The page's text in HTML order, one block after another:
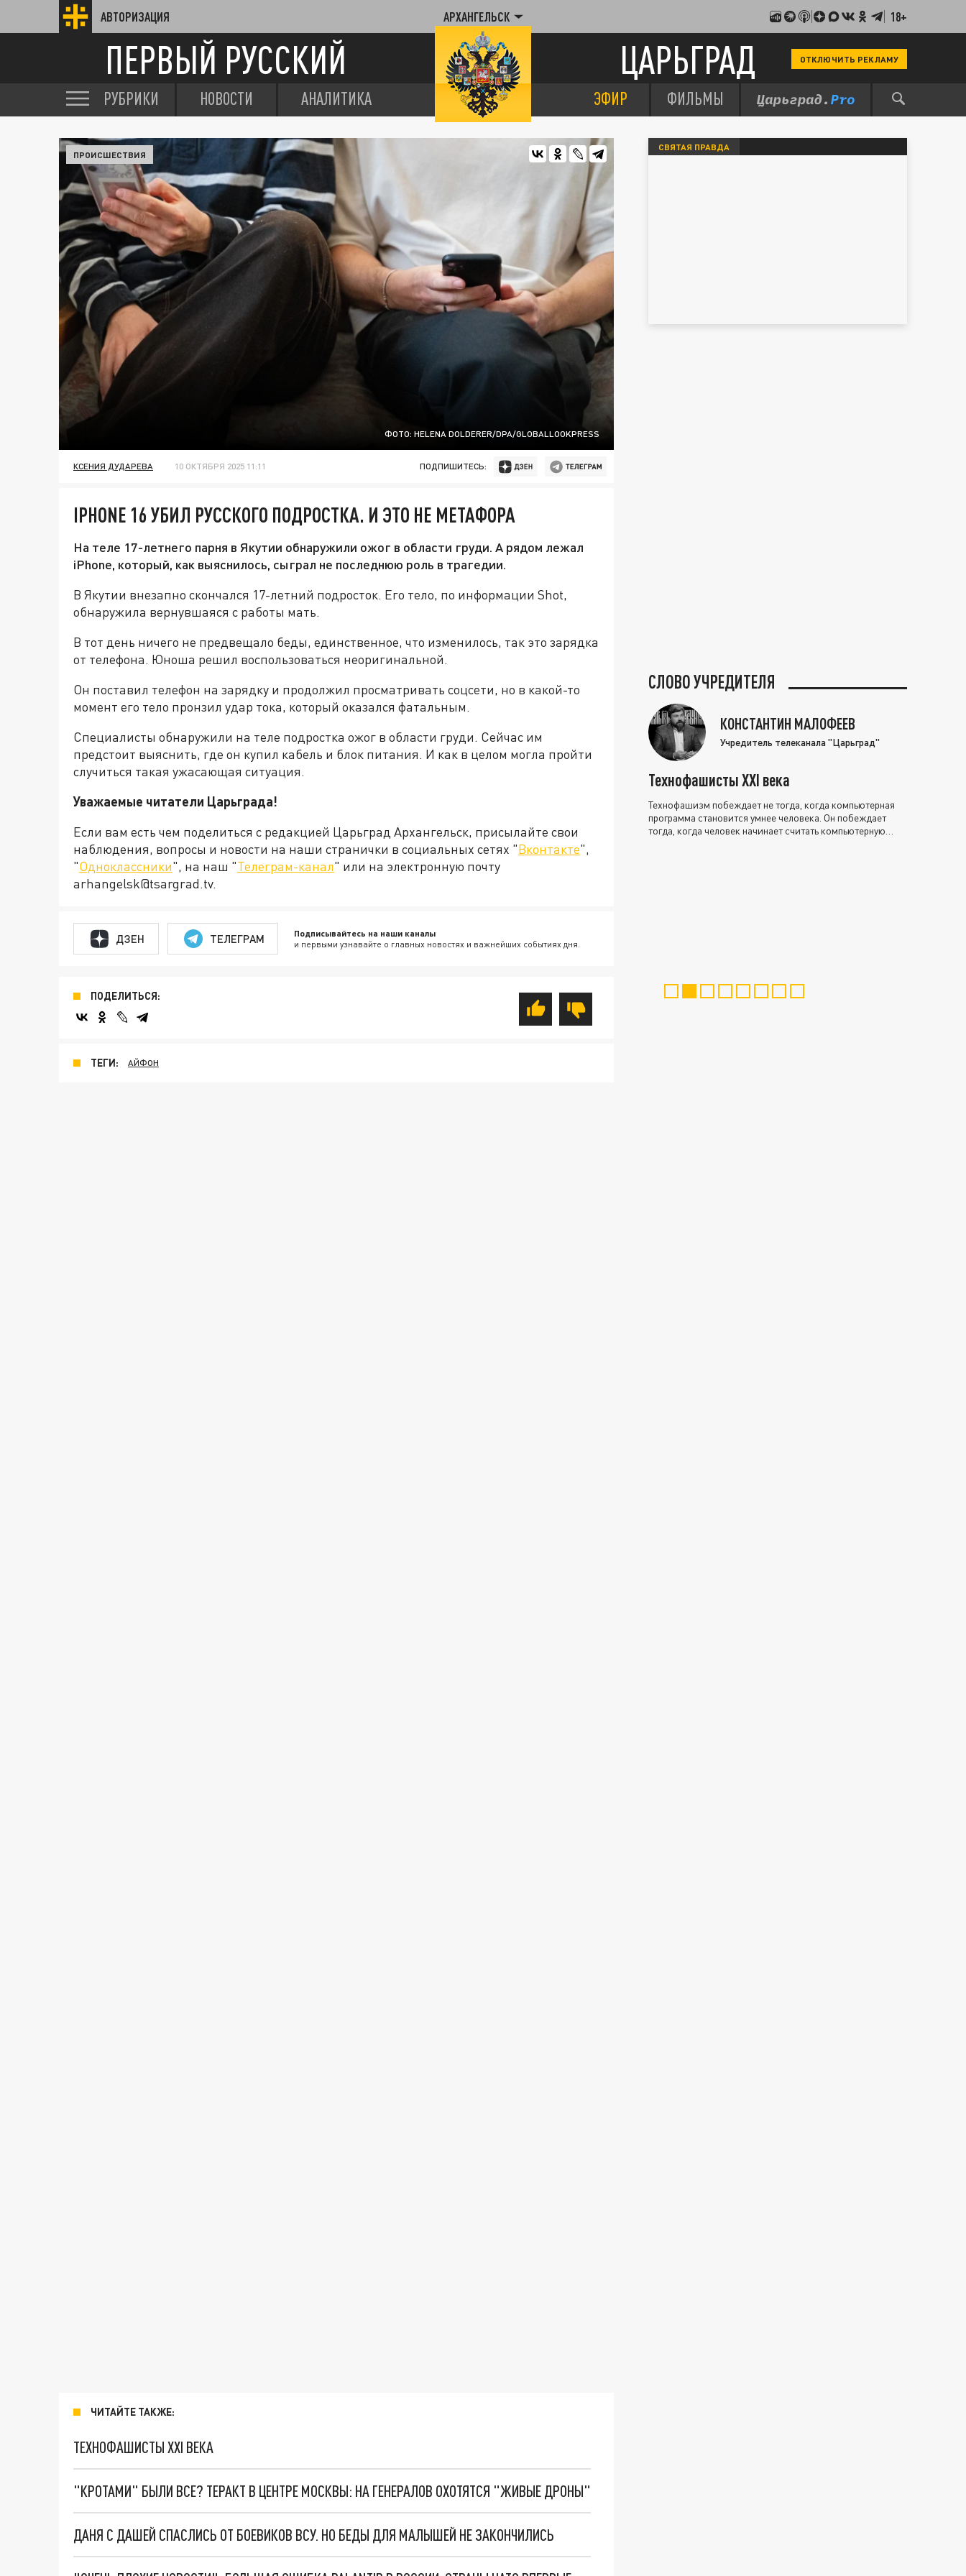
АВТОРИЗАЦИЯ АРХАНГЕЛЬСК 18+
ПЕРВЫЙ РУССКИЙ ЦАРЬГРАД ОТКЛЮЧИТЬ РЕКЛАМУ
РУБРИКИ НОВОСТИ АНАЛИТИКА ЭФИР ФИЛЬМЫ
ФОТО: HELENA DOLDERER/DPA/GLOBALLOOKPRESS
ПРОИСШЕСТВИЯ
КСЕНИЯ ДУДАРЕВА 10 ОКТЯБРЯ 2025 11:11 ПОДПИШИТЕСЬ:
IPHONE 16 УБИЛ РУССКОГО ПОДРОСТКА. И ЭТО НЕ МЕТАФОРА
На теле 17-летнего парня в Якутии обнаружили ожог в области груди. А рядом лежал
iPhone, который, как выяснилось, сыграл не последнюю роль в трагедии.
В Якутии внезапно скончался 17-летний подросток. Его тело, по информации Shot,
обнаружила вернувшаяся с работы мать.
В тот день ничего не предвещало беды, единственное, что изменилось, так это зарядка
от телефона. Юноша решил воспользоваться неоригинальной.
Он поставил телефон на зарядку и продолжил просматривать соцсети, но в какой-то
момент его тело пронзил удар тока, который оказался фатальным.
Специалисты обнаружили на теле подростка ожог в области груди. Сейчас им
предстоит выяснить, где он купил кабель и блок питания. И как в целом могла пройти
случиться такая ужасающая ситуация.
Уважаемые читатели Царьграда!
Если вам есть чем поделиться с редакцией Царьград Архангельск, присылайте свои
наблюдения, вопросы и новости на наши странички в социальных сетях "Вконтакте",
"Одноклассники", на наш "Телеграм-канал" или на электронную почту
arhangelsk@tsargrad.tv.
ДЗЕН ТЕЛЕГРАМ Подписывайтесь на наши каналы
и первыми узнавайте о главных новостях и важнейших событиях дня.
ПОДЕЛИТЬСЯ:
ТЕГИ: АЙФОН
ЧИТАЙТЕ ТАКЖЕ:
ТЕХНОФАШИСТЫ XXI ВЕКА
"КРОТАМИ" БЫЛИ ВСЕ? ТЕРАКТ В ЦЕНТРЕ МОСКВЫ: НА ГЕНЕРАЛОВ ОХОТЯТСЯ "ЖИВЫЕ ДРОНЫ"
ДАНЯ С ДАШЕЙ СПАСЛИСЬ ОТ БОЕВИКОВ ВСУ. НО БЕДЫ ДЛЯ МАЛЫШЕЙ НЕ ЗАКОНЧИЛИСЬ
СВЯТАЯ ПРАВДА
СЛОВО УЧРЕДИТЕЛЯ
КОНСТАНТИН МАЛОФЕЕВ
Учредитель телеканала "Царьград"
Технофашисты XXI века
Технофашизм побеждает не тогда, когда компьютерная
программа становится умнее человека. Он побеждает
тогда, когда человек начинает считать компьютерную